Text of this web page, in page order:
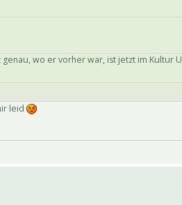
wo er vorher war, ist jetzt im Kultur
leid